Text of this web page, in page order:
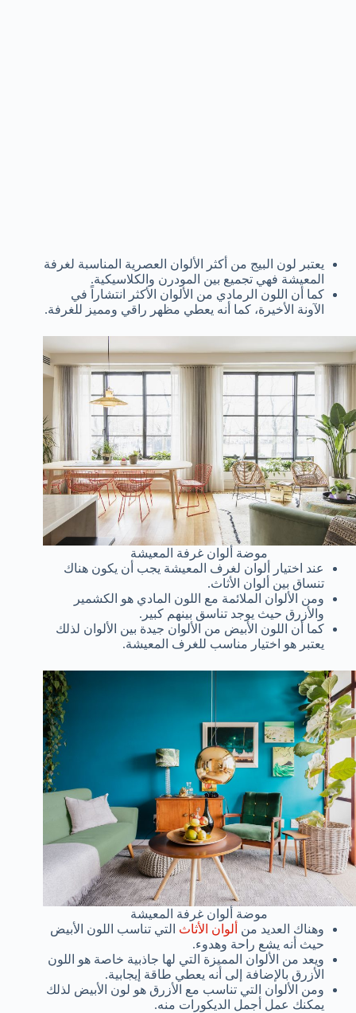
يعتبر لون البيج من أكثر الألوان العصرية المناسبة لغرفة
المعيشة فهي تجميع بين المودرن والكلاسيكية.
كما أن اللون الرمادي من الألوان الأكثر انتشاراً في
الآونة الأخيرة، كما أنه يعطي مظهر راقي ومميز للغرفة.
موضة ألوان غرفة المعيشة
عند اختيار ألوان لغرف المعيشة يجب أن يكون هناك
تنساق بين ألوان الأثاث.
ومن الألوان الملائمة مع اللون المادي هو الكشمير
والأزرق حيث يوجد تناسق بينهم كبير.
كما أن اللون الأبيض من الألوان جيدة بين الألوان لذلك
يعتبر هو اختيار مناسب للغرف المعيشة.
موضة ألوان غرفة المعيشة
وهناك العديد من ألوان الأثاث التي تناسب اللون الأبيض
حيث أنه يشع راحة وهدوء.
ويعد من الألوان المميزة التي لها جاذبية خاصة هو اللون
الأزرق بالإضافة إلى أنه يعطي طاقة إيجابية.
ومن الألوان التي تناسب مع الأزرق هو لون الأبيض لذلك
يمكنك عمل أجمل الديكورات منه.